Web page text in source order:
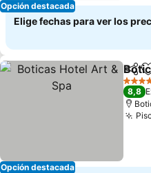
Opción destacada
Elige fechas para ver los
Opción destacada
4
8,8